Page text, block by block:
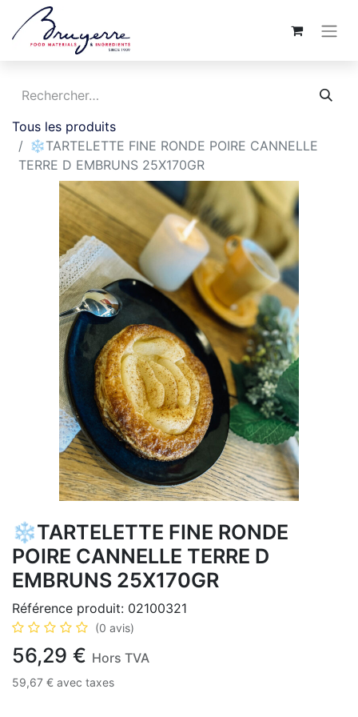
Tous les produits
❄️TARTELETTE FINE RONDE POIRE CANNELLE
TERRE D EMBRUNS 25X170GR
❄️TARTELETTE FINE RONDE
POIRE CANNELLE TERRE D
EMBRUNS 25X170GR
Référence produit: 02100321
(0 avis)
56,29 € Hors TVA
59,67 € avec taxes